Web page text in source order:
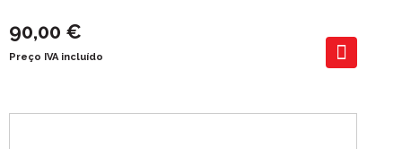
90,00 €
Preço IVA incluído